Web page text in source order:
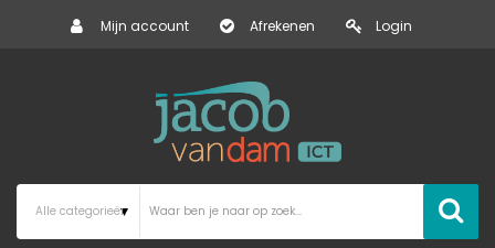
Mijn account Afrekenen Login